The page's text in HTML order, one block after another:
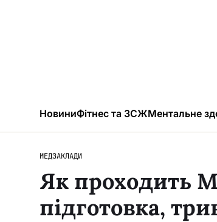
НовиниФітнес та ЗСЖМентальне
МЕДЗАКЛАДИ
Як проходить
підготовка,